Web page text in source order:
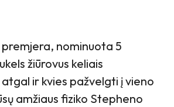
nominuota 5
žiūrovus keliais
ir kvies pažvelgti į vieno
amžiaus fiziko Stepheno